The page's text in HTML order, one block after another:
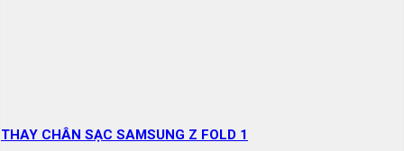
THAY CHÂN SẠC SAMSUNG Z FOLD 1